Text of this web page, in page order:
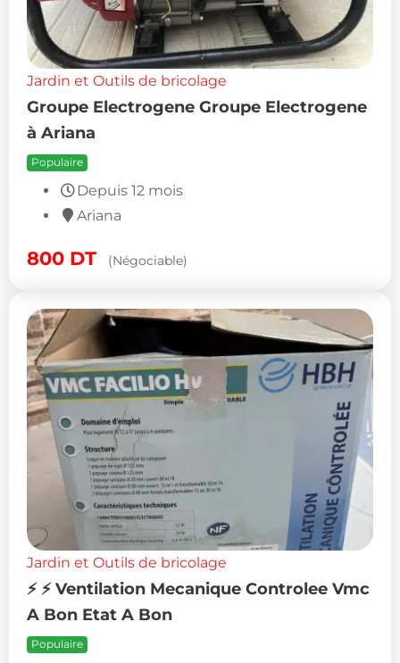
Jardin et Outils de bricolage
Groupe Electrogene Groupe Electrogene
à Ariana
Populaire
Depuis 12 mois
Ariana
800 DT (Négociable)
Jardin et Outils de bricolage
⚡ ⚡ Ventilation Mecanique Controlee Vmc
A Bon Etat A Bon
Populaire